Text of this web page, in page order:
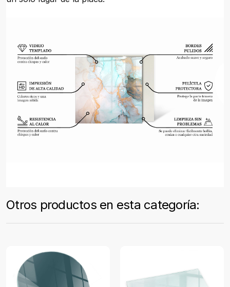
Otros productos en esta categoría: